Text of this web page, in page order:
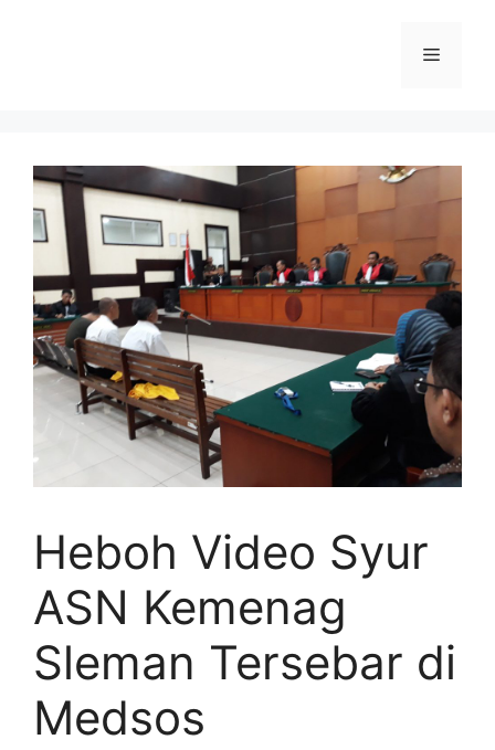
Heboh Video Syur
ASN Kemenag
Sleman Tersebar di
Medsos